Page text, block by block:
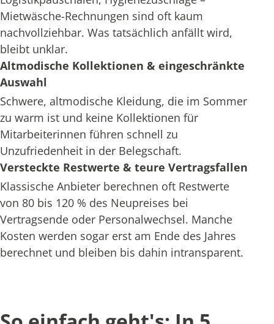
Mietwäsche-Rechnungen sind oft kaum
nachvollziehbar. Was tatsächlich anfällt wird,
bleibt unklar.
Altmodische Kollektionen & eingeschränkte
Auswahl
Schwere, altmodische Kleidung, die im Sommer
zu warm ist und keine Kollektionen für
Mitarbeiterinnen führen schnell zu
Unzufriedenheit in der Belegschaft.
Versteckte Restwerte & teure Vertragsfallen
Klassische Anbieter berechnen oft Restwerte
von 80 bis 120 % des Neupreises bei
Vertragsende oder Personalwechsel. Manche
Kosten werden sogar erst am Ende des Jahres
berechnet und bleiben bis dahin intransparent.